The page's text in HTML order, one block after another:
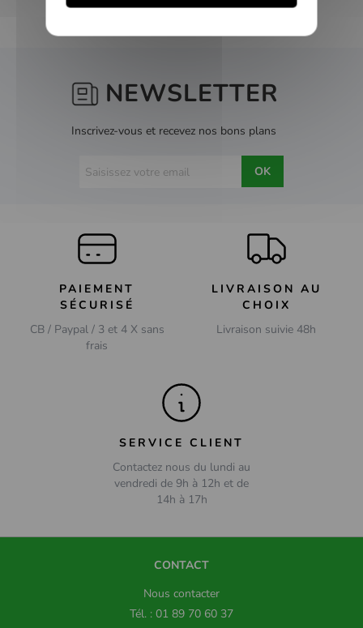
NEWSLETTER
Inscrivez-vous et recevez nos bons plans
OK
PAIEMENT
SÉCURISÉ
CB / Paypal / 3 et 4 X sans
frais
LIVRAISON AU
CHOIX
Livraison suivie 48h
SERVICE CLIENT
Contactez nous du lundi au
vendredi de 9h à 12h et de
14h à 17h
CONTACT
Nous contacter
Tél. : 01 89 70 60 37